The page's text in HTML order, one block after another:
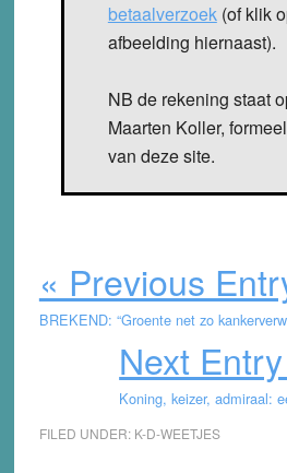
betaalverzoek(of klik
afbeelding hiernaast).
NB de rekening staat
Maarten Koller,
van deze site.
« Previous
BREKEND: “Groente net zo
Next
Koning, keizer, admiraal:
FILED UNDER: K-D-WEETJES